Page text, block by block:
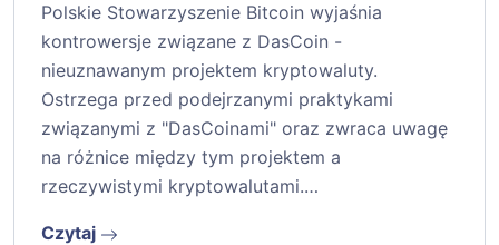
Polskie Stowarzyszenie Bitcoin wyjaśnia
kontrowersje związane z DasCoin -
nieuznawanym projektem kryptowaluty.
Ostrzega przed podejrzanymi praktykami
związanymi z "DasCoinami" oraz zwraca uwagę
na różnice między tym projektem a
rzeczywistymi kryptowalutami.…
Czytaj